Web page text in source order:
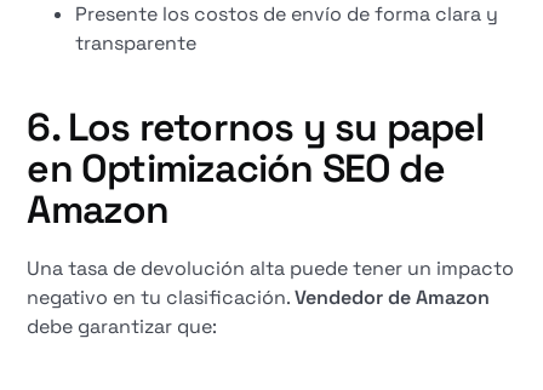
Presente los costos de envío de forma clara y
transparente
6. Los retornos y su papel
en Optimización SEO de
Amazon
Una tasa de devolución alta puede tener un impacto
negativo en tu clasificación.Vendedor de Amazon
debe garantizar que: